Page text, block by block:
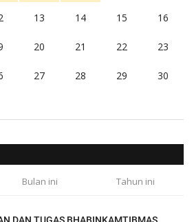
13 14 15 16
20 21 22 23
27 28 29 30
Bulan ini Tahun ini